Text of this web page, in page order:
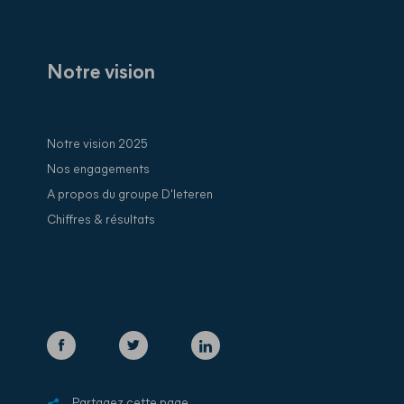
Notre vision
Notre vision 2025
Nos engagements
A propos du groupe D'Ieteren
Chiffres & résultats